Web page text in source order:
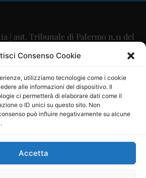
Consenso Cookie
utilizziamo tecnologie come i cookie
alle informazioni del dispositivo. Il
ci permetterà di elaborare dati come il
o ID unici su questo sito. Non
può influire negativamente su alcune
Accetta
| aut. Tribunale di Palermo n.11 del
29/09/2015
Maurizio Scaglione
Maria Calabrese
P.IVA: 06334930820
Società Cooperativa a r.l. è